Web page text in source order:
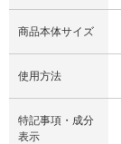
商品本体サイズ
使用方法
特記事項・成分
表示